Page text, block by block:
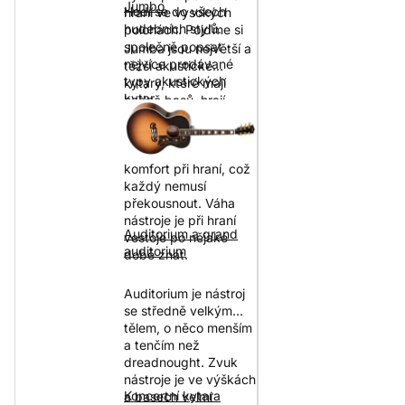
hraní ve vysokých
polohách. Pojďme si
společně popsat
nejvíce prodávané
typy akustických
kytar.
Hodí se do všech
hudebních stylů.
Jumbo
Jumba jsou největší a
těžší akustické
kytary, které mají
hodně basů, hrají
nahlas a silně rezonují.
Skvělý zvuk je však
cenou za menší
komfort při hraní, což
každý nemusí
překousnout. Váha
nástroje je při hraní
vestoje po nějaké
době znát.
Auditorium a grand
auditorium
Auditorium je nástroj
se středně velkým
tělem, o něco menším
a tenčím než
dreadnought. Zvuk
nástroje je ve výškách
a basech velmi
Koncertní kytara